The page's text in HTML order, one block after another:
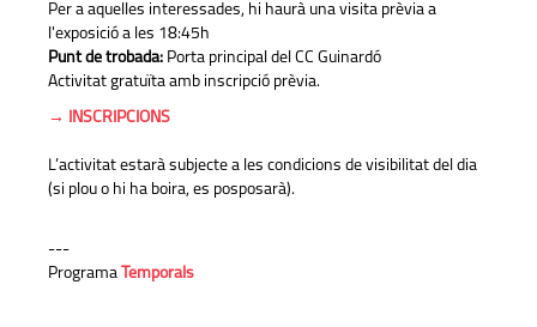
Per a aquelles interessades, hi haurà una visita prèvia a
l'exposició a les 18:45h
Punt de trobada: Porta principal del CC Guinardó
Activitat gratuïta amb inscripció prèvia.
→ INSCRIPCIONS
L’activitat estarà subjecte a les condicions de visibilitat del dia
(si plou o hi ha boira, es posposarà).
---
Programa Temporals